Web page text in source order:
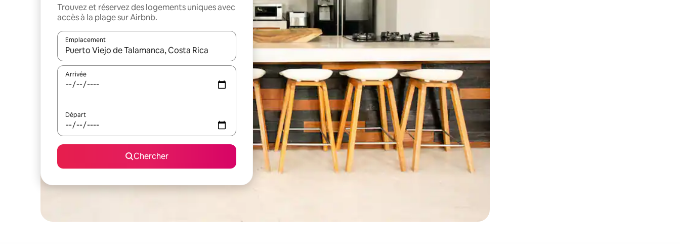
Trouvez et réservez des logements uniques avec
accès à la plage sur Airbnb.
Emplacement
Quand les résultats sont affichés, parcourez-les en utilisant les flèches vers le haut et vers le bas, ou en appuyant dessus et en les faisant glisser.
Arrivée
Départ
Chercher